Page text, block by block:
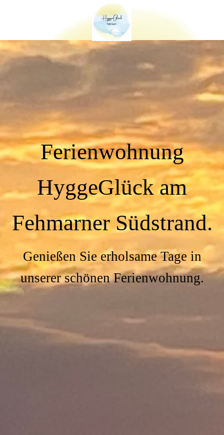
Ferienwohnung
HyggeGlück am
Fehmarner Südstrand.
Genießen Sie erholsame Tage in
unserer schönen Ferienwohnung.